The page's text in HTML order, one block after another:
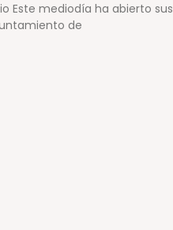
Este mediodía ha abierto sus
de